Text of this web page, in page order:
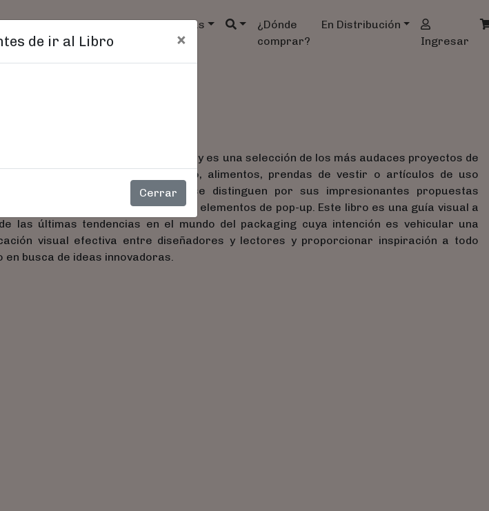
Agendas
¿Dónde
comprar?
En Distribución
Ingresar
de ir al Libro ×
Cerrar
Me Again! Packaging Meets Creativity es una selección de los más audaces proyectos de
de los últimos años: desde vino, alimentos, prendas de vestir o artículos de uso
los proyectos aquí recogidos se distinguen por sus impresionantes propuestas
sus ilustraciones o sorprendentes elementos de pop-up. Este libro es una guía visual a
las últimas tendencias en el mundo del packaging cuya intención es vehicular una
visual efectiva entre diseñadores y lectores y proporcionar inspiración a todo
en busca de ideas innovadoras.